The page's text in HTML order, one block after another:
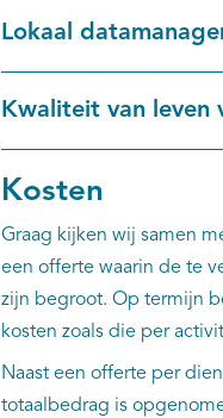
Lokaal
Kwaliteit van leven
Kosten
Graag kijken wij samen
een offerte waarin de te
zijn begroot. Op termijn
kosten zoals die per
Naast een offerte per
totaalbedrag is